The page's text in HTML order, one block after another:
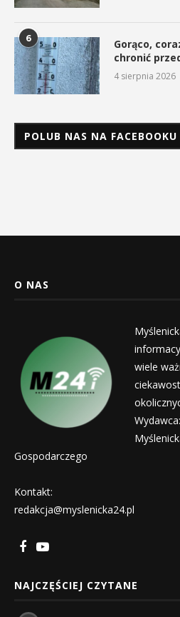
6
Gorąco,
chronić
4 sierpnia 2026
POLUB NAS NA FACEBOOKU
O NAS
wiele
Wydawca:
Gospodarczego
Kontakt:
redakcja@myslenicka24.pl
NAJCZĘŚCIEJ CZYTANE